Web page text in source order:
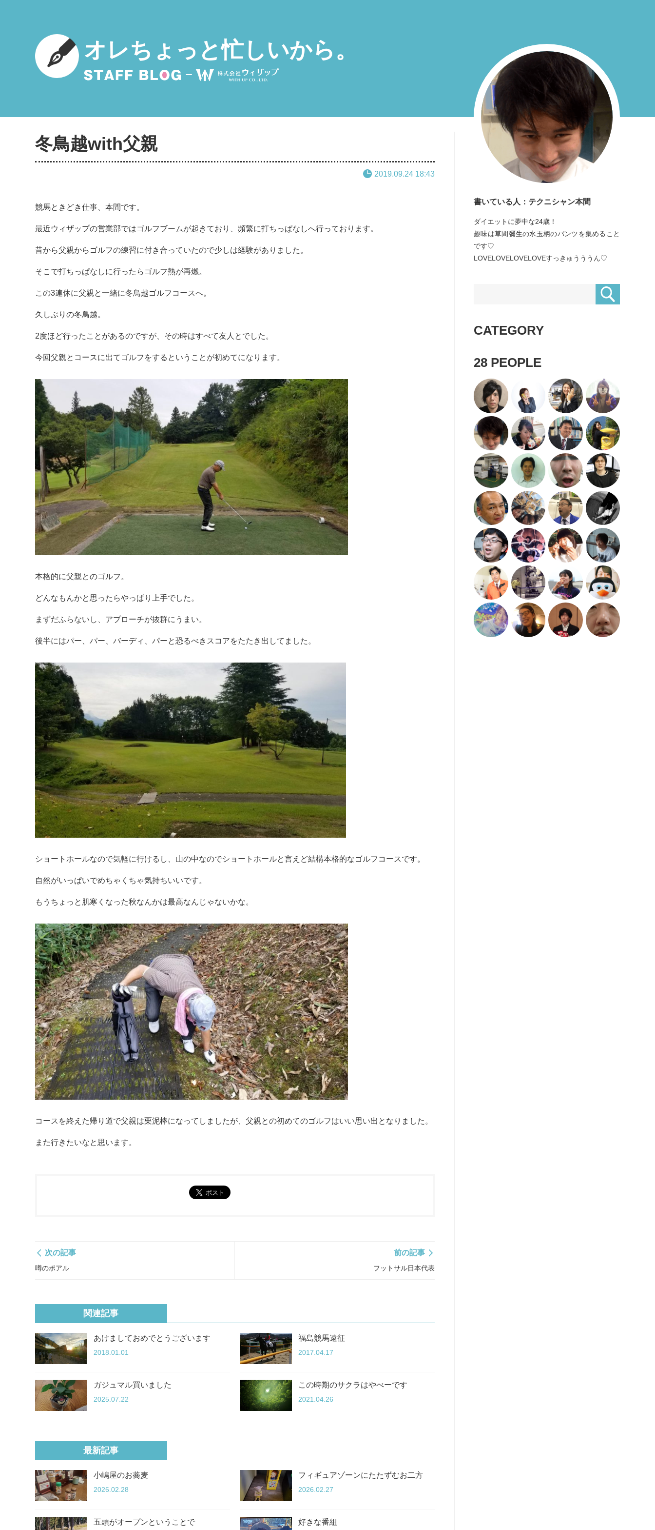
オレちょっと忙しいから。
冬鳥越with父親
2019.09.24 18:43
競馬ときどき仕事、本間です。
最近ウィザップの営業部ではゴルフブームが起きており、頻繁に打ちっぱなしへ行っております。
昔から父親からゴルフの練習に付き合っていたので少しは経験がありました。
そこで打ちっぱなしに行ったらゴルフ熱が再燃。
この3連休に父親と一緒に冬鳥越ゴルフコースへ。
久しぶりの冬鳥越。
2度ほど行ったことがあるのですが、その時はすべて友人とでした。
今回父親とコースに出てゴルフをするということが初めてになります。
本格的に父親とのゴルフ。
どんなもんかと思ったらやっぱり上手でした。
まずだふらないし、アプローチが抜群にうまい。
後半にはパー、パー、バーディ、パーと恐るべきスコアをたたき出してました。
ショートホールなので気軽に行けるし、山の中なのでショートホールと言えど結構本格的なゴルフコースです。
自然がいっぱいでめちゃくちゃ気持ちいいです。
もうちょっと肌寒くなった秋なんかは最高なんじゃないかな。
コースを終えた帰り道で父親は栗泥棒になってしましたが、父親との初めてのゴルフはいい思い出となりました。
また行きたいなと思います。
次の記事
噂のポアル
前の記事
フットサル日本代表
関連記事
あけましておめでとうございます
2018.01.01
福島競馬遠征
2017.04.17
ガジュマル買いました
2025.07.22
この時期のサクラはやべーです
2021.04.26
最新記事
小嶋屋のお蕎麦
2026.02.28
フィギュアゾーンにたたずむお二方
2026.02.27
五頭がオープンということで 好きな番組
書いている人：テクニシャン本間
ダイエットに夢中な24歳！
趣味は草間彌生の水玉柄のパンツを集めること
です♡
LOVELOVELOVELOVEすっきゅうううん♡
CATEGORY
28 PEOPLE